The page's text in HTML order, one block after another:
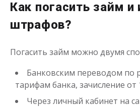
Как погасить займ и
штрафов?
Погасить займ можно двумя
Банковским переводом по
тарифам банка, зачисление от
Через личный кабинет на